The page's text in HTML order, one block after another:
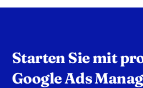
Starten Sie mit
Google Ads